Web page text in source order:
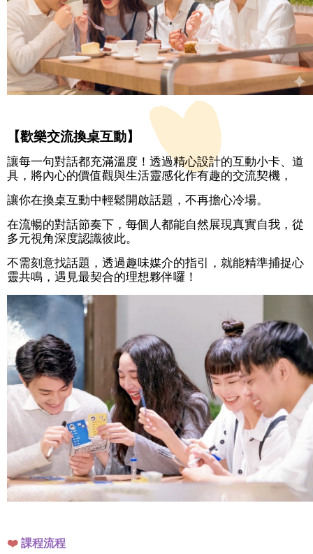
【歡樂交流換桌互動】
讓每一句對話都充滿溫度！透過精心設計的互動小卡、道
具，將內心的價值觀與生活靈感化作有趣的交流契機，
讓你在換桌互動中輕鬆開啟話題，不再擔心冷場。
在流暢的對話節奏下，每個人都能自然展現真實自我，從
多元視角深度認識彼此。
不需刻意找話題，透過趣味媒介的指引，就能精準捕捉心
靈共鳴，遇見最契合的理想夥伴囉！
❤️ 課程流程